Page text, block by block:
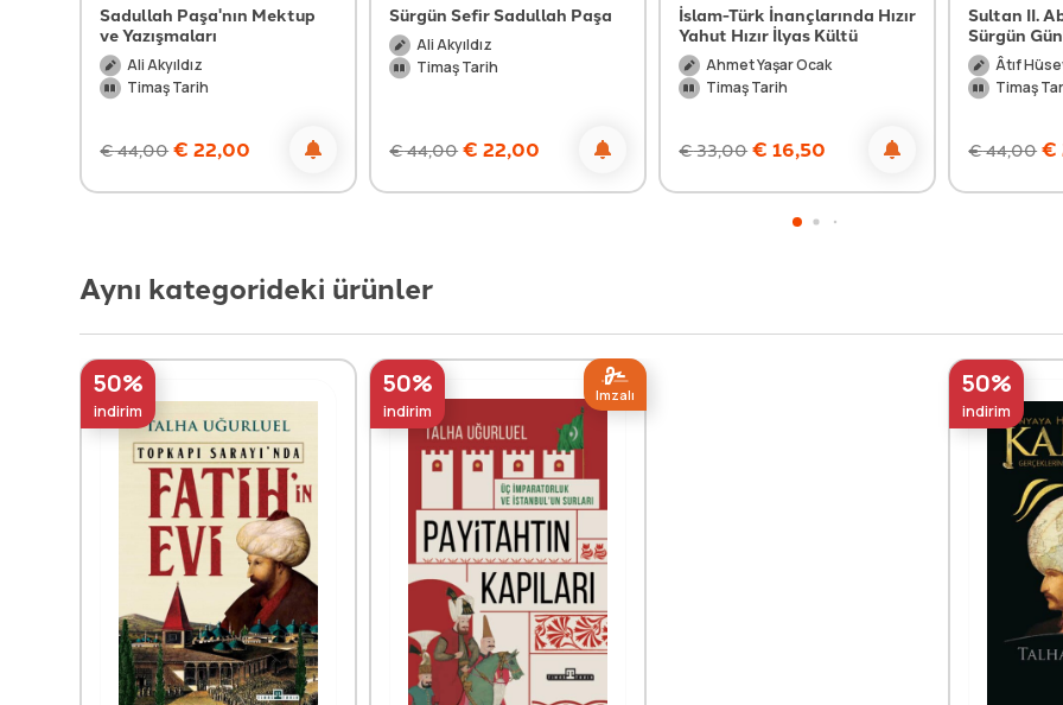
Sadullah Paşa'nın Mektup
ve Yazışmaları
Ali Akyıldız
Timaş Tarih
€44,00 € 22,00
Sürgün Sefir Sadullah Paşa
Ali Akyıldız
Timaş Tarih
€44,00 € 22,00
İslam-Türk İnançlarında Hızır
Yahut Hızır İlyas Kültü
Ahmet Yaşar Ocak
Timaş Tarih
€33,00 € 16,50
Sultan II.
Sürgün
Âtıf
Timaş
€44,00 €
Aynı kategorideki ürünler
50%
indirim
50%
indirim
Imzalı 50%
indirim